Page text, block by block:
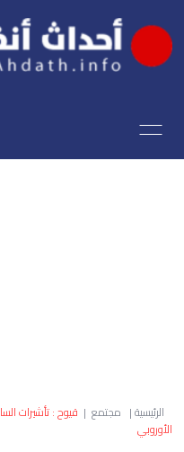
الرئيسية| مجتمع | قيوح : تأشيرات
الأوروبي